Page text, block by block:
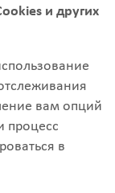
и других
вам опций
процесс
в